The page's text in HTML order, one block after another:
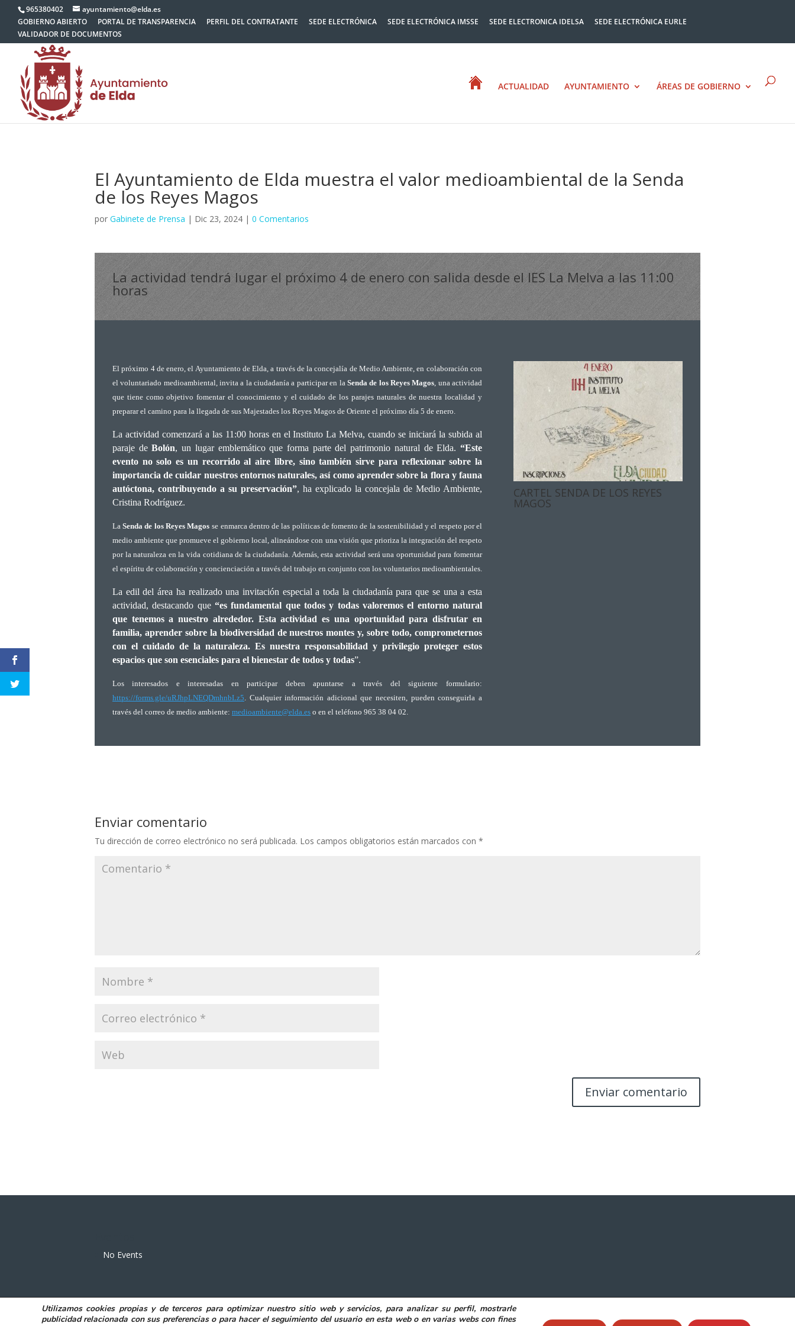
965380402
ayuntamiento@elda.es
GOBIERNO ABIERTO
PORTAL DE TRANSPARENCIA PERFIL DEL CONTRATANTE SEDE ELECTRÓNICA SEDE ELECTRÓNICA IMSSE SEDE ELECTRONICA IDELSA
SEDE ELECTRÓNICA EURLE
VALIDADOR DE DOCUMENTOS
ACTUALIDAD AYUNTAMIENTO ÁREAS DE GOBIERNO
El Ayuntamiento de Elda muestra el valor medioambiental de la Senda
de los Reyes Magos
por Gabinete de Prensa | Dic 23, 2024 | 0 Comentarios
La actividad tendrá lugar el próximo 4 de enero con salida desde el IES La Melva a las 11:00
horas
El próximo 4 de enero, el Ayuntamiento de Elda, a través de la concejalía de Medio Ambiente, en colaboración con
el voluntariado medioambiental, invita a la ciudadanía a participar en la Senda de los Reyes Magos, una actividad
que tiene como objetivo fomentar el conocimiento y el cuidado de los parajes naturales de nuestra localidad y
preparar el camino para la llegada de sus Majestades los Reyes Magos de Oriente el próximo día 5 de enero.
La actividad comenzará a las 11:00 horas en el Instituto La Melva, cuando se iniciará la subida al
paraje deBolón, un lugar emblemático que forma parte del patrimonio natural de Elda. “Este
evento no solo es un recorrido al aire libre, sino también sirve para reflexionar sobre la
importancia de cuidar nuestros entornos naturales, así como aprender sobre la flora y fauna
autóctona, contribuyendo a su preservación”, ha explicado la concejala de Medio Ambiente,
Cristina Rodríguez.
LaSenda de los Reyes Magos se enmarca dentro de las políticas de fomento de la sostenibilidad y el respeto por el
medio ambiente que promueve el gobierno local, alineándose con una visión que prioriza la integración del respeto
por la naturaleza en la vida cotidiana de la ciudadanía. Además, esta actividad será una oportunidad para fomentar
el espíritu de colaboración y concienciación a través del trabajo en conjunto con los voluntarios medioambientales.
La edil del área ha realizado una invitación especial a toda la ciudadanía para que se una a esta
actividad, destacando que“es fundamental que todos y todas valoremos el entorno natural
que tenemos a nuestro alrededor. Esta actividad es una oportunidad para disfrutar en
familia, aprender sobre la biodiversidad de nuestros montes y, sobre todo, comprometernos
con el cuidado de la naturaleza. Es nuestra responsabilidad y privilegio proteger estos
espacios que son esenciales para el bienestar de todos y todas”.
Los interesados e interesadas en participar deben apuntarse a través del siguiente formulario:
https://forms.gle/uRJhpLNEQDmhnbLz5. Cualquier información adicional que necesiten, pueden conseguirla a
través del correo de medio ambiente: medioambiente@elda.es o en el teléfono 965 38 04 02.
CARTEL SENDA DE LOS REYES
MAGOS
Enviar comentario
Tu dirección de correo electrónico no será publicada. Los campos obligatorios están marcados con *
No Events
POLITICA DE PRIVACIDAD AVISO LEGAL POLITICA DE COOKIES DECLARACIÓN DE ACCESIBILIDAD
Utilizamos cookies propias y de terceros para optimizar nuestro sitio web y servicios, para analizar su perfil, mostrarle
publicidad relacionada con sus preferencias o para hacer el seguimiento del usuario en esta web o en varias webs con fines